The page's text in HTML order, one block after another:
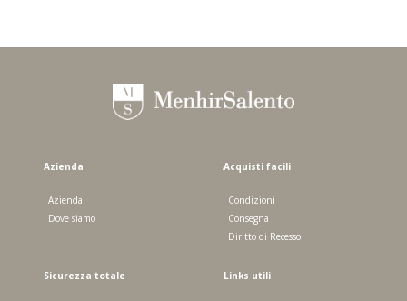
Azienda
Azienda
Dove siamo
Acquisti facili
Condizioni
Consegna
Diritto di Recesso
Sicurezza totale Links utili